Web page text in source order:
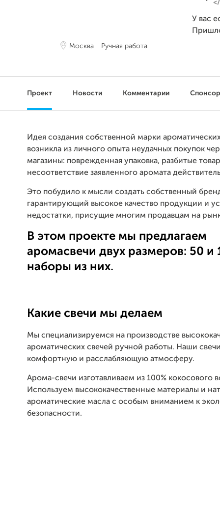
Москва Ручная работа
У вас
Проект Новости Комментарии
Идея создания собственной марки
возникла из личного опыта неудачных покупок
магазины: поврежденная упаковка, разбитые
несоответствие заявленного аромата
Это побудило к мысли создать собственный
гарантирующий высокое качество продукции и
недостатки, присущие многим продавцам на
В этом проекте мы предлагаем
аромасвечи двух размеров: 50 и
наборы из них.
Какие свечи мы делаем
Мы специализируемся на производстве
ароматических свечей ручной работы. Наши
комфортную и расслабляющую атмосферу.
Арома-свечи изготавливаем из 100% кокосового
Используем высококачественные материалы и
ароматические масла с особым вниманием к
безопасности.